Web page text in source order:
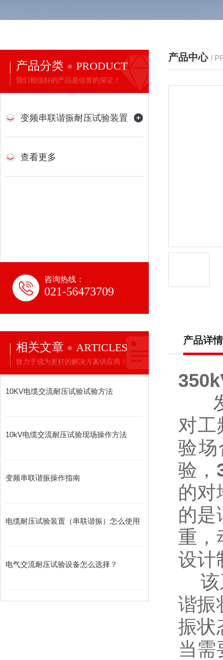
产品分类 PRODUCT
我们相信好的产品是信誉的保证！
变频串联谐振耐压试验装置
查看更多
咨询热线：
021-56473709
相关文章 ARTICLES
致力于成为更好的解决方案供应商！
10KV电缆交流耐压试验试验方法
10kV电缆交流耐压试验现场操作方法
变频串联谐振操作指南
电缆耐压试验装置（串联谐振）怎么使用
电气交流耐压试验设备怎么选择？
产品中心 /
产品详情
发
对工
验场
验，
的对
的是
重，
设计
该
谐振
振状
当需